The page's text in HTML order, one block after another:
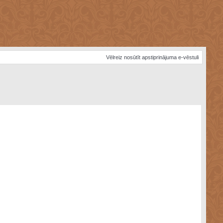
Vēlreiz nosūtīt apstiprinājuma e-vēstuli